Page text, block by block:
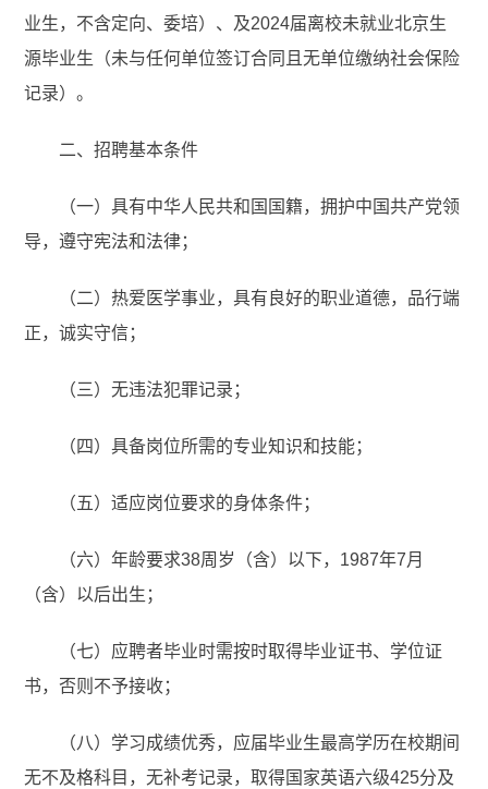
业生，不含定向、委培）、及2024届离校未就业北京生
源毕业生（未与任何单位签订合同且无单位缴纳社会保险
记录）。
二、招聘基本条件
（一）具有中华人民共和国国籍，拥护中国共产党领
导，遵守宪法和法律；
（二）热爱医学事业，具有良好的职业道德，品行端
正，诚实守信；
（三）无违法犯罪记录；
（四）具备岗位所需的专业知识和技能；
（五）适应岗位要求的身体条件；
（六）年龄要求38周岁（含）以下，1987年7月
（含）以后出生；
（七）应聘者毕业时需按时取得毕业证书、学位证
书，否则不予接收；
（八）学习成绩优秀，应届毕业生最高学历在校期间
无不及格科目，无补考记录，取得国家英语六级425分及